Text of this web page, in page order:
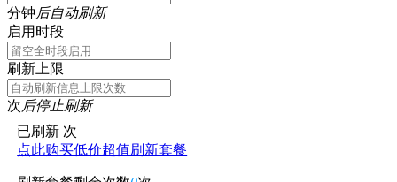
分钟后自动刷新
启用时段
刷新上限
次后停止刷新
已刷新 次
点此购买低价超值刷新套餐